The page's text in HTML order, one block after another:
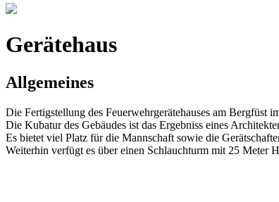
Gerätehaus
Allgemeines
Die Fertigstellung des Feuerwehrgerätehauses am Bergfüst
Die Kubatur des Gebäudes ist das Ergebniss eines
Es bietet viel Platz für die Mannschaft sowie die
Weiterhin verfügt es über einen Schlauchturm mit 25 Meter